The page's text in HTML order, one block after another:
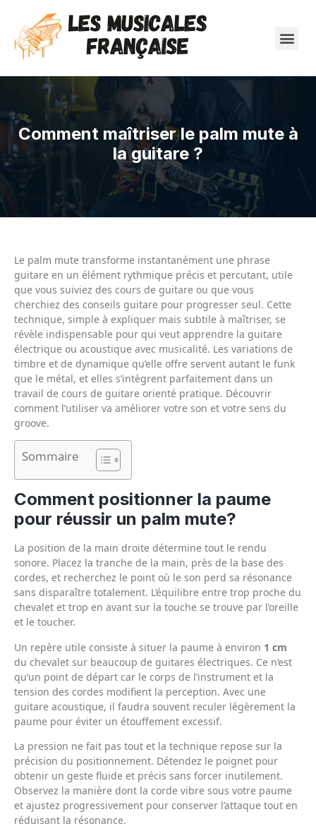
Comment maîtriser le palm mute à
la guitare ?
Le palm mute transforme instantanément une phrase
guitare en un élément rythmique précis et percutant, utile
que vous suiviez des cours de guitare ou que vous
cherchiez des conseils guitare pour progresser seul. Cette
technique, simple à expliquer mais subtile à maîtriser, se
révèle indispensable pour qui veut apprendre la guitare
électrique ou acoustique avec musicalité. Les variations de
timbre et de dynamique qu’elle offre servent autant le funk
que le métal, et elles s’intègrent parfaitement dans un
travail de cours de guitare orienté pratique. Découvrir
comment l’utiliser va améliorer votre son et votre sens du
groove.
Sommaire
Comment positionner la paume
pour réussir un palm mute?
La position de la main droite détermine tout le rendu
sonore. Placez la tranche de la main, près de la base des
cordes, et recherchez le point où le son perd sa résonance
sans disparaître totalement. L’équilibre entre trop proche du
chevalet et trop en avant sur la touche se trouve par l’oreille
et le toucher.
Un repère utile consiste à situer la paume à environ 1 cm
du chevalet sur beaucoup de guitares électriques. Ce n’est
qu’un point de départ car le corps de l’instrument et la
tension des cordes modifient la perception. Avec une
guitare acoustique, il faudra souvent reculer légèrement la
paume pour éviter un étouffement excessif.
La pression ne fait pas tout et la technique repose sur la
précision du positionnement. Détendez le poignet pour
obtenir un geste fluide et précis sans forcer inutilement.
Observez la manière dont la corde vibre sous votre paume
et ajustez progressivement pour conserver l’attaque tout en
réduisant la résonance.